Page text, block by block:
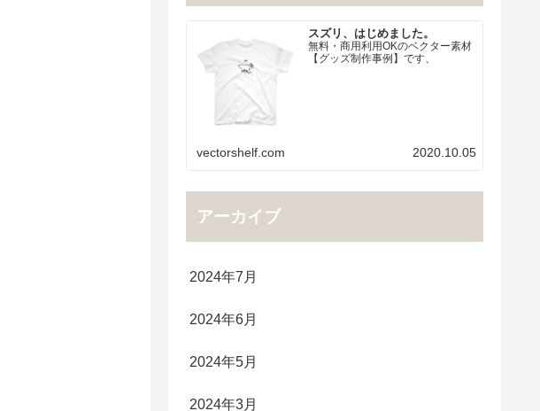
スズリ、はじめました。
無料・商用利用OKのベクター素材
【グッズ制作事例】です、
vectorshelf.com 2020.10.05
アーカイブ
2024年7月
2024年6月
2024年5月
2024年3月